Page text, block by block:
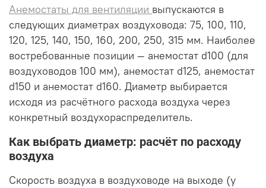
Анемостаты для вентиляции выпускаются в
следующих диаметрах воздуховода: 75, 100, 110,
120, 125, 140, 150, 160, 200, 250, 315 мм. Наиболее
востребованные позиции — анемостат d100 (для
воздуховодов 100 мм), анемостат d125, анемостат
d150 и анемостат d160. Диаметр выбирается
исходя из расчётного расхода воздуха через
конкретный воздухораспределитель.
Как выбрать диаметр: расчёт по расходу
воздуха
Скорость воздуха в воздуховоде на выходе (у